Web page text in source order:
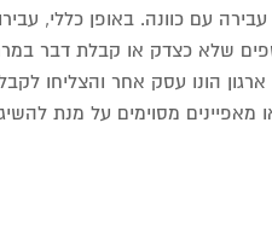
עם כוונה. באופן כללי,
שלא כצדק או קבלת דבר
הונו עסק אחר והצליחו
מסוימים על מנת